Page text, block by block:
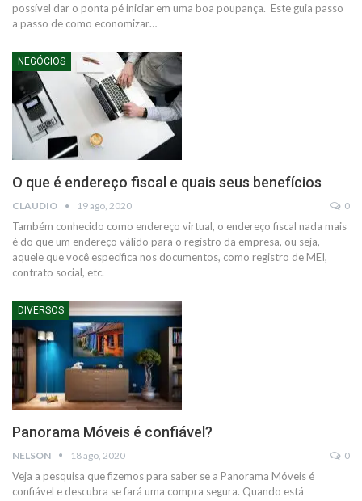
possível dar o ponta pé iniciar em uma boa poupança. Este guia passo
a passo de como economizar…
NEGÓCIOS
O que é endereço fiscal e quais seus benefícios
CLAUDIO 19 ago, 2020 0
Também conhecido como endereço virtual, o endereço fiscal nada mais
é do que um endereço válido para o registro da empresa, ou seja,
aquele que você especifica nos documentos, como registro de MEI,
contrato social, etc.
DIVERSOS
Panorama Móveis é confiável?
NELSON 18 ago, 2020 0
Veja a pesquisa que fizemos para saber se a Panorama Móveis é
confiável e descubra se fará uma compra segura. Quando está